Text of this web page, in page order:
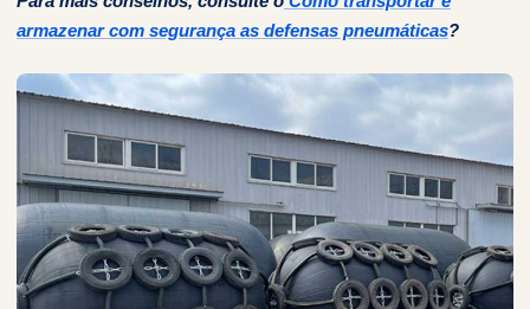
armazenar com segurança as defensas pneumáticas?